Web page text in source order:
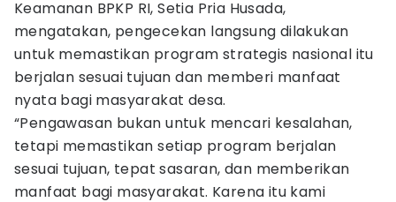
Keamanan BPKP RI, Setia Pria Husada,
mengatakan, pengecekan langsung dilakukan
untuk memastikan program strategis nasional itu
berjalan sesuai tujuan dan memberi manfaat
nyata bagi masyarakat desa.
“Pengawasan bukan untuk mencari kesalahan,
tetapi memastikan setiap program berjalan
sesuai tujuan, tepat sasaran, dan memberikan
manfaat bagi masyarakat. Karena itu kami